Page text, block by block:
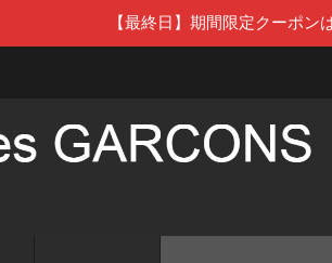
【最終日】期間限定クーポン